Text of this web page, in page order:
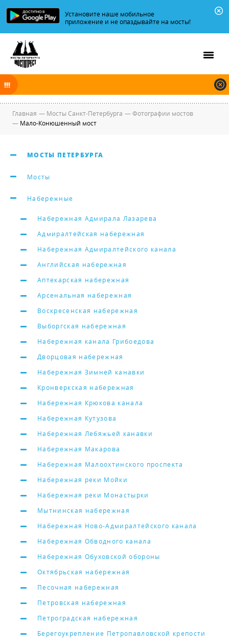
Установите наше мобильное
приложение и не опаздывайте на мосты!
В ночь на 08.08.2026 мосты по Неве и Большой Неве разводятся по
графику.
Главная — Мосты Санкт-Петербурга —Фотографии мостов
— Мало-Конюшенный мост
МОСТЫ ПЕТЕРБУРГА
Мосты
Набережные
Набережная Адмирала Лазарева
Адмиралтейская набережная
Набережная Адмиралтейского канала
Английская набережная
Аптекарская набережная
Арсенальная набережная
Воскресенская набережная
Выборгская набережная
Набережная канала Грибоедова
Дворцовая набережная
Набережная Зимней канавки
Кронверкская набережная
Набережная Крюкова канала
Набережная Кутузова
Набережная Лебяжьей канавки
Набережная Макарова
Набережная Малоохтинского проспекта
Набережная реки Мойки
Набережная реки Монастырки
Мытнинская набережная
Набережная Ново-Адмиралтейского канала
Набережная Обводного канала
Набережная Обуховской обороны
Октябрьская набережная
Песочная набережная
Петровская набережная
Петроградская набережная
Берегоукрепление Петропавловской крепости